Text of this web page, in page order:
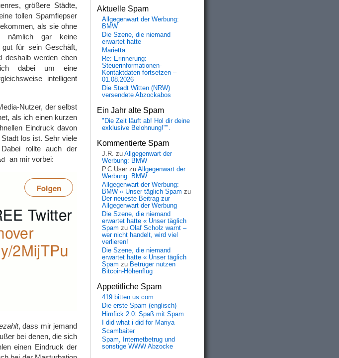
größere Städte,
tollen Spamfiepser
als sie ohne
nämlich gar keine
für sein Geschäft,
deshalb werden eben
dabei um eine
intelligent
Nutzer, der selbst
als ich einen kurzen
Eindruck davon
los ist. Sehr viele
rollte auch der
an mir vorbei:
, dass mir jemand
bei denen, die sich
einen Eindruck der
Aktuelle Spam
Allgegenwart der Werbung:
BMW
Die Szene, die niemand
erwartet hatte
Marietta
Re: Erinnerung:
Steuerinformationen-
Kontaktdaten fortsetzen –
01.08.2026
Die Stadt Witten (NRW)
versendete Abzockabos
Ein Jahr alte Spam
"Die Zeit läuft ab! Hol dir deine
exklusive Belohnung!"".
Kommentierte Spam
J.R. zu Allgegenwart der
Werbung: BMW
P.C.User zu Allgegenwart der
Werbung: BMW
Allgegenwart der Werbung:
BMW « Unser täglich Spam zu
Der neueste Beitrag zur
Allgegenwart der Werbung
Die Szene, die niemand
erwartet hatte « Unser täglich
Spam zu Olaf Scholz warnt –
wer nicht handelt, wird viel
verlieren!
Die Szene, die niemand
erwartet hatte « Unser täglich
Spam zu Betrüger nutzen
Bitcoin-Höhenflug
Appetitliche Spam
419.bitten us.com
Die erste Spam (englisch)
Hirnfick 2.0: Spaß mit Spam
I did what i did for Mariya
Scambaiter
Spam, Internetbetrug und
sonstige WWW Abzocke